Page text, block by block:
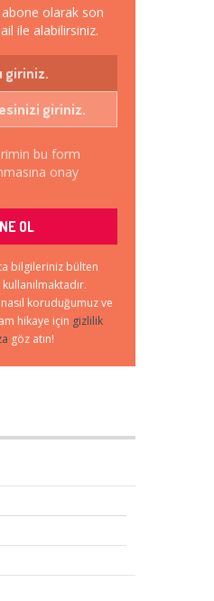
olarak son
ile alabilirsiniz.
bu form
onay
bilgileriniz bülten
koruduğumuz ve
hikaye için gizlilik
göz atın!